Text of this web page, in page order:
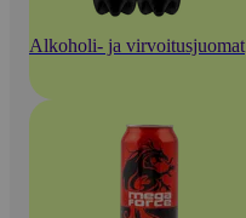
Alkoholi- ja virvoitusjuomat